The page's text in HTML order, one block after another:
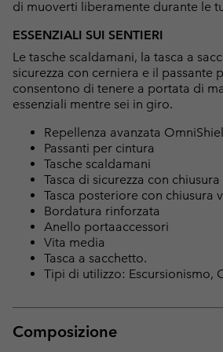
di muoverti liberamente durante le
ESSENZIALI SUI SENTIERI
Le tasche scaldamani, la tasca a
sicurezza con cerniera e il passante
consentono di tenere a portata di
essenziali mentre sei in giro.
Repellenza avanzata
Passanti per cintura
Tasche scaldamani
Tasca di sicurezza con
Tasca posteriore con chiusura
Bordatura rinforzata
Anello portaaccessori
Vita media
Tasca a sacchetto.
Tipi di utilizzo: Escursionismo,
Composizione